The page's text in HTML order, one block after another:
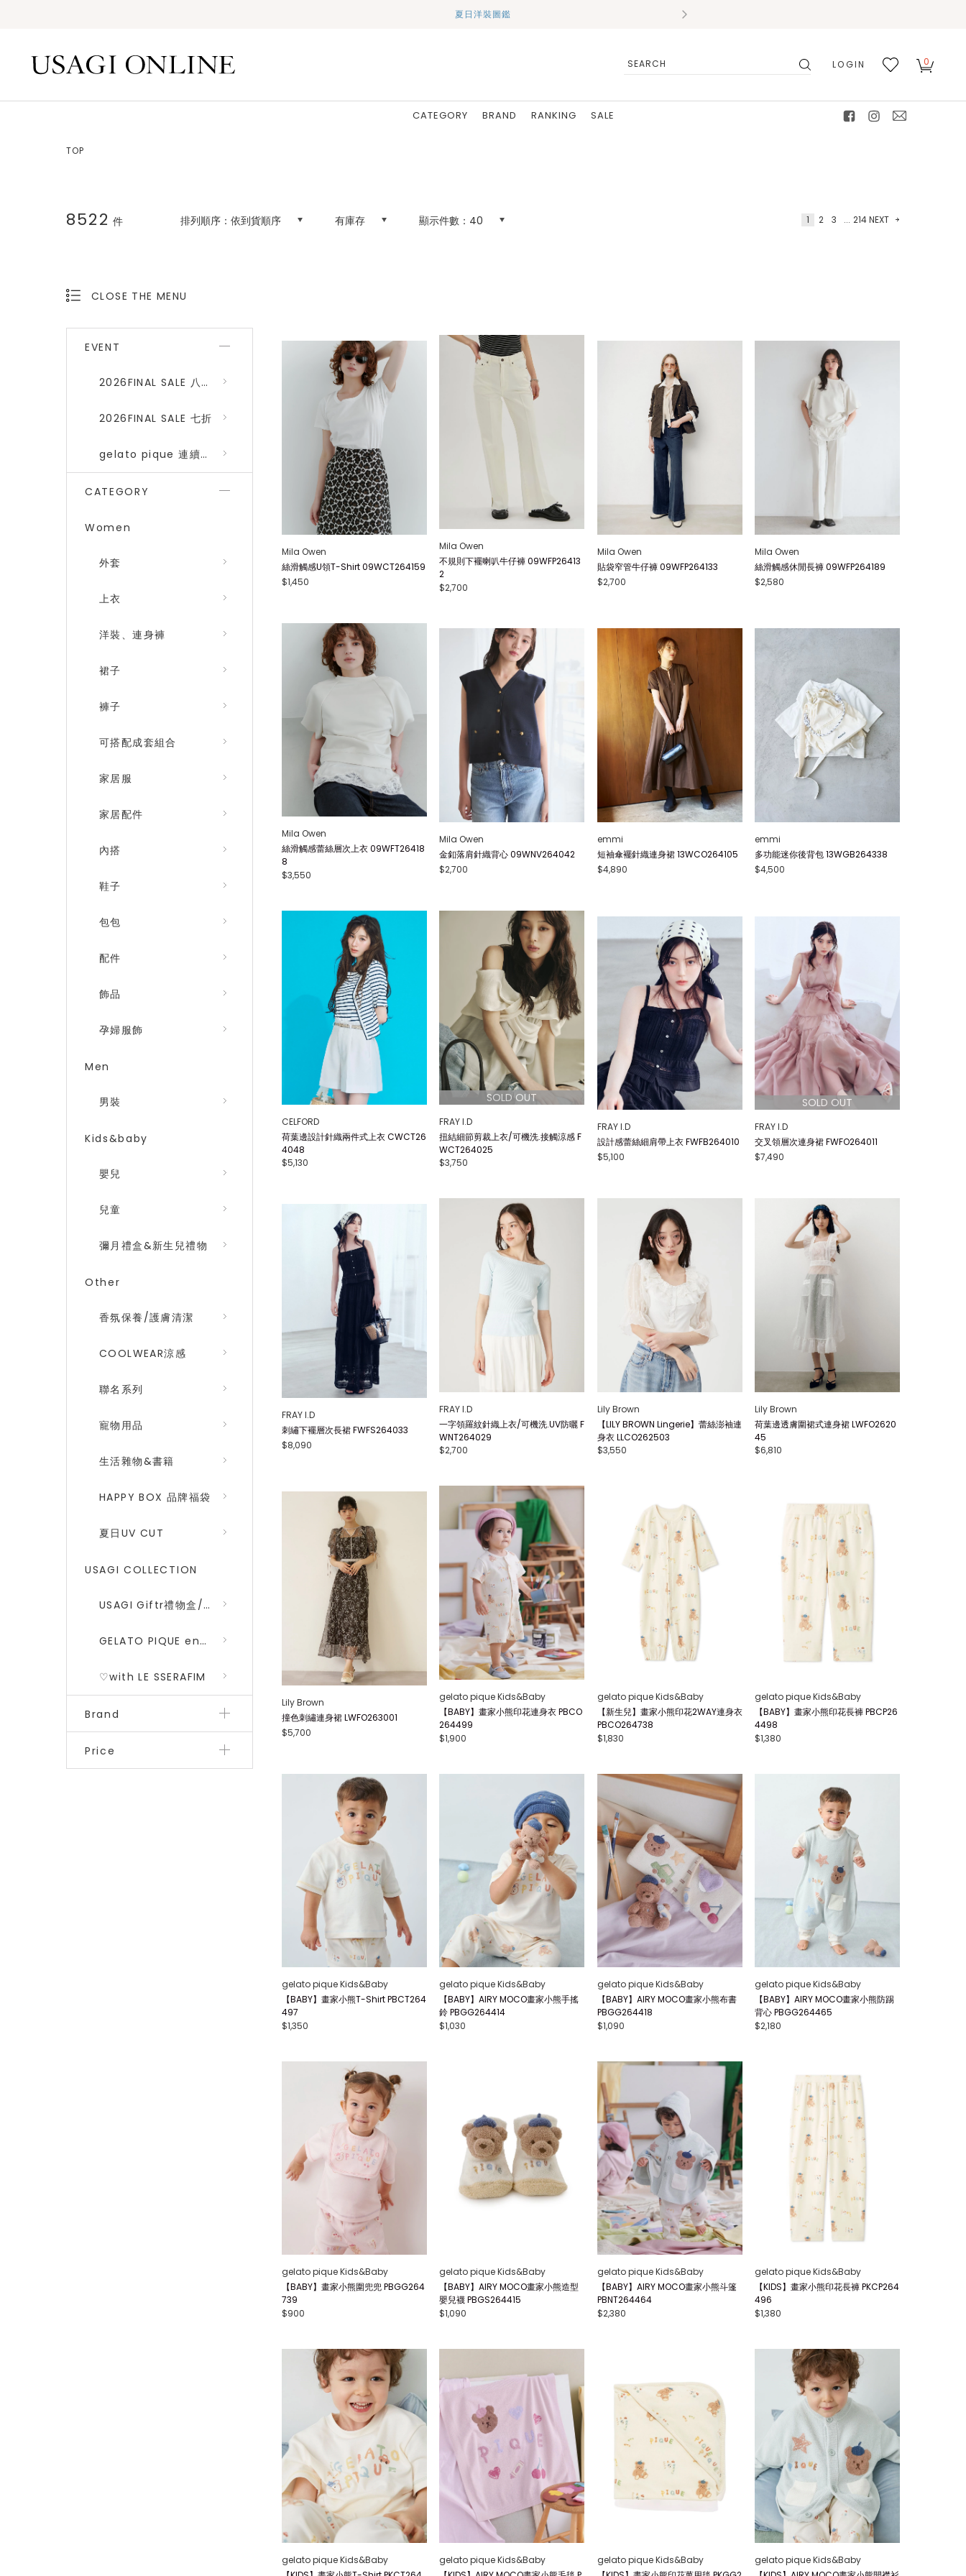
夏日洋裝圖鑑
LOGIN 0
CATEGORY BRAND RANKING
SALE
TOP
8522 件 排列順序： 依到貨順序 有庫存 顯示件數： 40 1 2 3 ... 214NEXT
CLOSE THE MENU
EVENT
2026FINAL SALE 八折 (gelato pique、SNIDEL HOME)
2026FINAL SALE 七折
gelato pique 連續品番八折
CATEGORY
Women
外套
上衣
洋裝、連身褲
裙子
褲子
可搭配成套組合
家居服
家居配件
內搭
鞋子
包包
配件
飾品
孕婦服飾
Men
男裝
Kids&baby
嬰兒
兒童
彌月禮盒&新生兒禮物
Other
香氛保養/護膚清潔
COOLWEAR涼感
聯名系列
寵物用品
生活雜物&書籍
HAPPY BOX 品牌福袋
夏日UV CUT
USAGI COLLECTION
USAGI Giftr禮物盒/包裝盒
GELATO PIQUE encounters DRAGON QUEST 勇者鬥惡龍 二彈
♡with LE SSERAFIM
Brand
Price
Mila Owen
絲滑觸感U領T-Shirt 09WCT264159
$1,450
Mila Owen
不規則下襬喇叭牛仔褲 09WFP26413
2
$2,700
Mila Owen
貼袋窄管牛仔褲 09WFP264133
$2,700
Mila Owen
絲滑觸感休閒長褲 09WFP264189
$2,580
Mila Owen
絲滑觸感蕾絲層次上衣 09WFT26418
8
$3,550
Mila Owen
金釦落肩針織背心 09WNV264042
$2,700
emmi
短袖傘襬針織連身裙 13WCO264105
$4,890
emmi
多功能迷你後背包 13WGB264338
$4,500
CELFORD
荷葉邊設計針織兩件式上衣 CWCT26
4048
$5,130
FRAY I.D
扭結細節剪裁上衣/可機洗.接觸涼感 F
WCT264025
$3,750
FRAY I.D
設計感蕾絲細肩帶上衣 FWFB264010
$5,100
FRAY I.D
交叉領層次連身裙 FWFO264011
$7,490
FRAY I.D
刺繡下襬層次長裙 FWFS264033
$8,090
FRAY I.D
一字領羅紋針織上衣/可機洗.UV防曬 F
WNT264029
$2,700
Lily Brown
【LILY BROWN Lingerie】蕾絲澎袖連
身衣 LLCO262503
$3,550
Lily Brown
荷葉邊透膚圍裙式連身裙 LWFO2620
45
$6,810
Lily Brown
撞色刺繡連身裙 LWFO263001
$5,700
gelato pique Kids&Baby
【BABY】畫家小熊印花連身衣 PBCO
264499
$1,900
gelato pique Kids&Baby
【新生兒】畫家小熊印花2WAY連身衣
PBCO264738
$1,830
gelato pique Kids&Baby
【BABY】畫家小熊印花長褲 PBCP26
4498
$1,380
gelato pique Kids&Baby
【BABY】畫家小熊T-Shirt PBCT264
497
$1,350
gelato pique Kids&Baby
【BABY】AIRY MOCO畫家小熊手搖
鈴 PBGG264414
$1,030
gelato pique Kids&Baby
【BABY】AIRY MOCO畫家小熊布書
PBGG264418
$1,090
gelato pique Kids&Baby
【BABY】AIRY MOCO畫家小熊防踢
背心 PBGG264465
$2,180
gelato pique Kids&Baby
【BABY】畫家小熊圍兜兜 PBGG264
739
$900
gelato pique Kids&Baby
【BABY】AIRY MOCO畫家小熊造型
嬰兒襪 PBGS264415
$1,090
gelato pique Kids&Baby
【BABY】AIRY MOCO畫家小熊斗篷
PBNT264464
$2,380
gelato pique Kids&Baby
【KIDS】畫家小熊印花長褲 PKCP264
496
$1,380
gelato pique Kids&Baby
gelato pique Kids&Baby
gelato pique Kids&Baby
gelato pique Kids&Baby